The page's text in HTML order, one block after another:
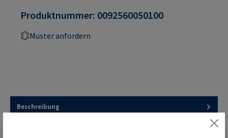
Produktnummer: 0092560050100
Muster anfordern
Beschreibung